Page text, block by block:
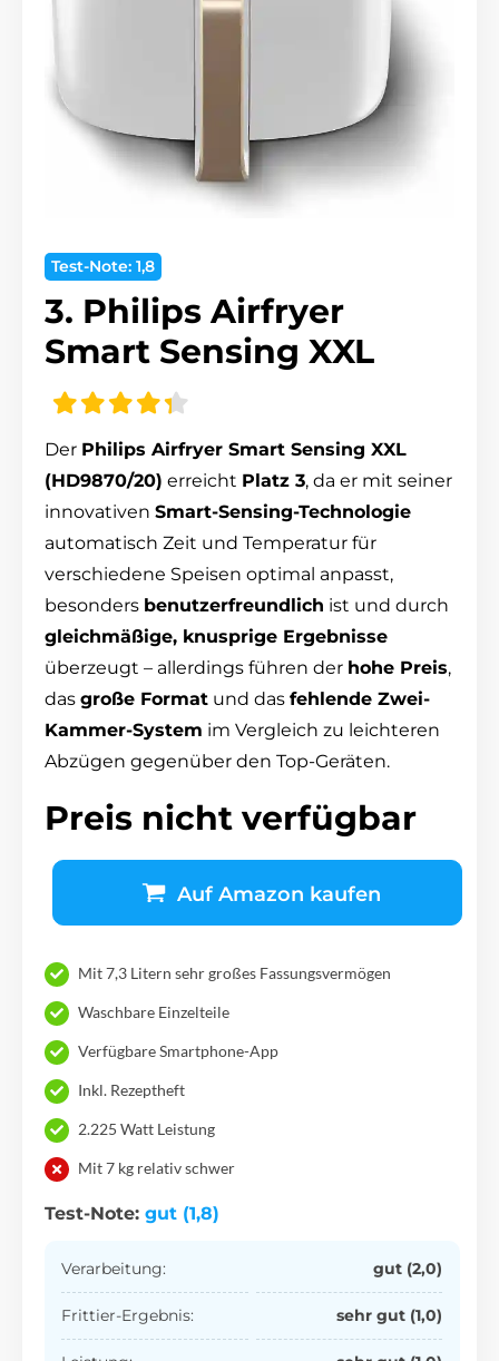
Test-Note: 1,8
3. Philips Airfryer
Smart Sensing XXL
Der Philips Airfryer Smart Sensing XXL
(HD9870/20) erreicht Platz 3, da er mit seiner
innovativen Smart-Sensing-Technologie
automatisch Zeit und Temperatur für
verschiedene Speisen optimal anpasst,
besonders benutzerfreundlich ist und durch
gleichmäßige, knusprige Ergebnisse
überzeugt – allerdings führen der hohe Preis,
das große Format und das fehlende Zwei-
Kammer-System im Vergleich zu leichteren
Abzügen gegenüber den Top-Geräten.
Preis nicht verfügbar
Auf Amazon kaufen
Mit 7,3 Litern sehr großes Fassungsvermögen
Waschbare Einzelteile
Verfügbare Smartphone-App
Inkl. Rezeptheft
2.225 Watt Leistung
Mit 7 kg relativ schwer
Test-Note: gut (1,8)
Verarbeitung: gut (2,0)
Frittier-Ergebnis: sehr gut (1,0)